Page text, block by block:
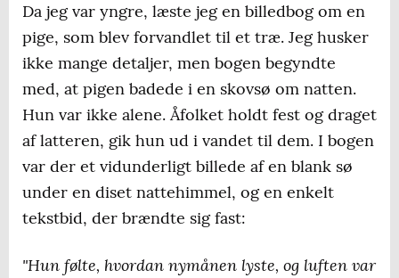
Da jeg var yngre, læste jeg en billedbog om en
pige, som blev forvandlet til et træ. Jeg husker
ikke mange detaljer, men bogen begyndte
med, at pigen badede i en skovsø om natten.
Hun var ikke alene. Åfolket holdt fest og draget
af latteren, gik hun ud i vandet til dem. I bogen
var der et vidunderligt billede af en blank sø
under en diset nattehimmel, og en enkelt
tekstbid, der brændte sig fast:
"Hun følte, hvordan nymånen lyste, og luften var